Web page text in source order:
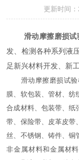
更新时间
滑动摩擦磨损试
发、检测各种系列液
足新兴材料开发、新
滑动摩擦磨损试验
膜、软包装、管材、纺
合成材料、包装带、纸
带、保险带、皮革皮带
丝、不锈钢、铸件、铜
非金属材料和金属材